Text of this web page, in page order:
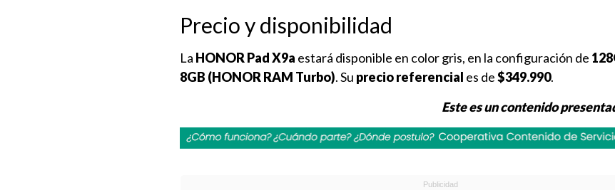
Precio y disponibilidad
La HONOR Pad X9a estará disponible en color gris, en la configuración de
8GB (HONOR RAM Turbo). Su precio referencial es de$349.990.
Este es un contenido